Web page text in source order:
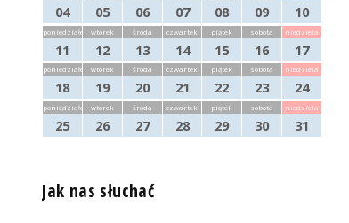
04 05 06 07 08 09 10
poniedziałek
11
wtorek
12
środa
13
czwartek
14
piątek
15
sobota
16
niedziela
17
poniedziałek
18
wtorek
19
środa
20
czwartek
21
piątek
22
sobota
23
niedziela
24
poniedziałek
25
wtorek
26
środa
27
czwartek
28
piątek
29
sobota
30
niedziela
31
Jak nas słuchać